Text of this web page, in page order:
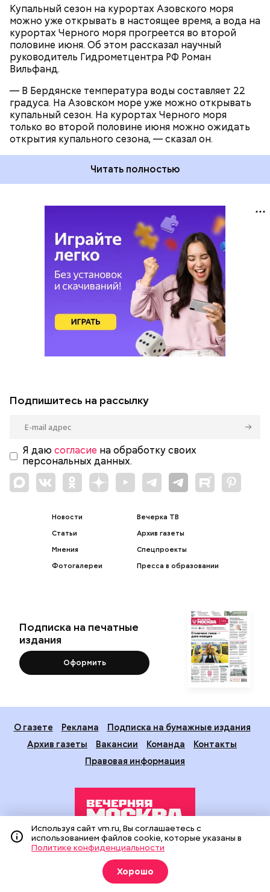
Купальный сезон на курортах Азовского моря
можно уже открывать в настоящее время, а вода на
курортах Черного моря прогреется во второй
половине июня. Об этом рассказал научный
руководитель Гидрометцентра РФ Роман
Вильфанд.
— В Бердянске температура воды составляет 22
градуса. На Азовском море уже можно открывать
купальный сезон. На курортах Черного моря
только во второй половине июня можно ожидать
открытия купального сезона, — сказал он.
Читать полностью
Подпишитесь на рассылку
Я даю согласие на обработку своих
персональных данных.
Новости
Статьи
Мнения
Фотогалереи
Вечерка ТВ
Архив газеты
Спецпроекты
Пресса в образовании
Подписка на печатные
издания
Оформить
О газете Реклама
Подписка на бумажные издания
Архив газеты
Вакансии Команда
Контакты
Правовая информация
Издание создано при финансовой поддержке Департамента
средств массовой информации и рекламы города Москвы.
На сайте применяются рекомендательные технологии
(информационные технологии предоставления информации
Используя сайт vm.ru, Вы соглашаетесь с
использованием файлов cookie, которые указаны в
Политике конфиденциальности
Хорошо